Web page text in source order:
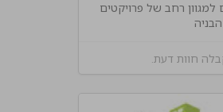
רחב של פרויקטים
חוות דעת.